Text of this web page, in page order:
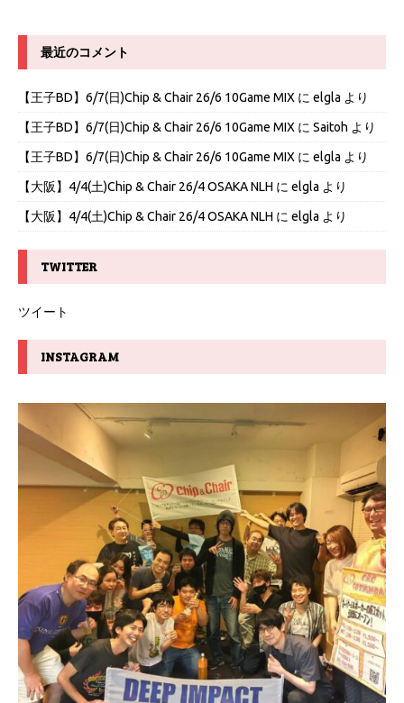
最近のコメント
【王子BD】6/7(日)Chip & Chair 26/6 10Game MIX に elgla より
【王子BD】6/7(日)Chip & Chair 26/6 10Game MIX に Saitoh より
【王子BD】6/7(日)Chip & Chair 26/6 10Game MIX に elgla より
【大阪】4/4(土)Chip & Chair 26/4 OSAKA NLH に elgla より
【大阪】4/4(土)Chip & Chair 26/4 OSAKA NLH に elgla より
TWITTER
ツイート
INSTAGRAM